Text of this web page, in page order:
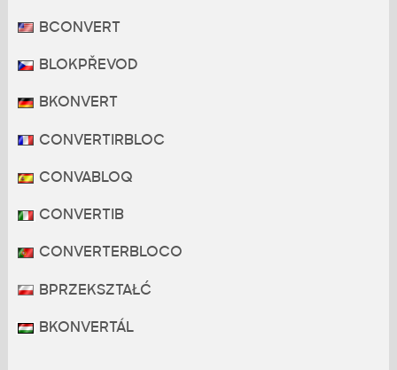
BCONVERT
BLOKPŘEVOD
BKONVERT
CONVERTIRBLOC
CONVABLOQ
CONVERTIB
CONVERTERBLOCO
BPRZEKSZTAŁĆ
BKONVERTÁL